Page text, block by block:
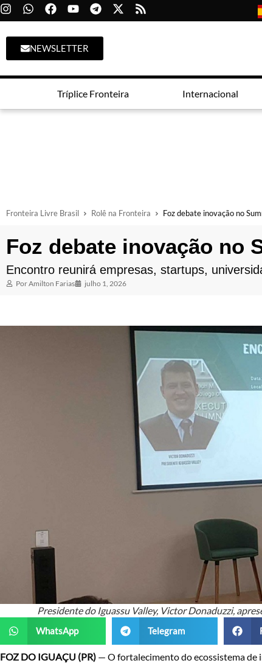
NEWSLETTER
Tríplice Fronteira Internacional
Fronteira Livre Brasil Rolê na Fronteira Foz debate inovação no
Foz debate inovação no
Encontro reunirá empresas, startups,
PorAmilton Farias julho 1, 2026
Presidente do Iguassu Valley, Victor Donaduzzi,
WhatsApp Telegram
FOZ DO IGUAÇU (PR) — O fortalecimento do ecossistema de